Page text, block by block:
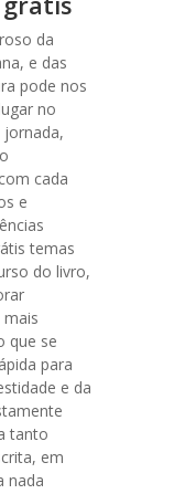
da
e das
pode nos
no
cada
e
temas
do livro,
que se
para
e da
tanto
em
nada